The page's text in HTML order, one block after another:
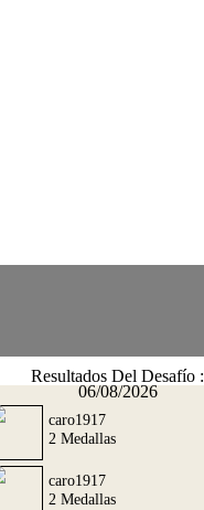
Resultados Del Desafío :
06/08/2026
caro1917
2 Medallas
caro1917
2 Medallas